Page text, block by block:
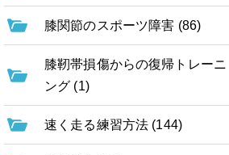
膝関節のスポーツ障害 (86)
膝靭帯損傷からの復帰トレーニ
ング (1)
速く走る練習方法 (144)